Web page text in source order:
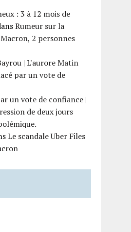
: 3 à 12 mois de
Rumeur sur la
2 personnes
| L'aurore Matin
par un vote de
un vote de confiance |
de deux jours
Le scandale Uber Files